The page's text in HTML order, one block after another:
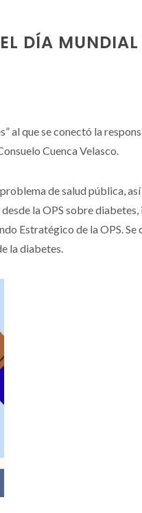
DÍA MUNDIAL
al que se conectó la
Cuenca Velasco.
de salud pública,
la OPS sobre diabetes,
Estratégico de la OPS. Se
la diabetes.